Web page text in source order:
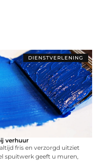
DIENSTVERLENING
verhuur
fris en verzorgd uitziet
spuitwerk geeft u muren,